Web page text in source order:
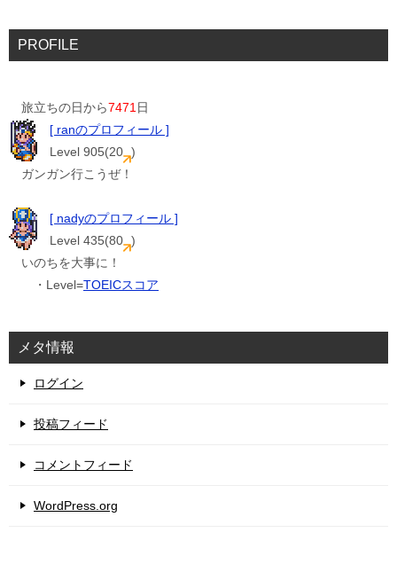
PROFILE
旅立ちの日から7471日
[ ranのプロフィール ]
Level 905(20 )
ガンガン行こうぜ！
[ nadyのプロフィール ]
Level 435(80 )
いのちを大事に！
・Level=TOEICスコア
メタ情報
ログイン
投稿フィード
コメントフィード
WordPress.org